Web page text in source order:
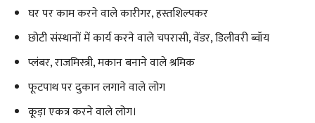
घर पर काम करने वाले कारीगर, हस्तशिल्पकर
छोटी संस्थानों में कार्य करने वाले चपरासी, वेंडर, डिलीवरी ब्वॉय
प्लंबर, राजमिस्त्री, मकान बनाने वाले श्रमिक
फूटपाथ पर दुकान लगाने वाले लोग
कूड़ा एकत्र करने वाले लोग।